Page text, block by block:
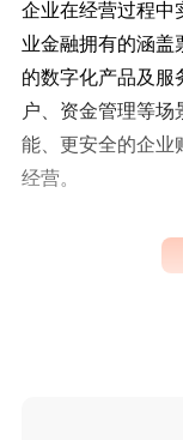
企业在经营过程中
业金融拥有的涵
的数字化产品及
户、资金管理等
能、更安全的企业
经营。